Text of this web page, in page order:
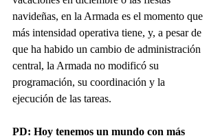
navideñas, en la Armada es el momento que
más intensidad operativa tiene, y, a pesar de
que ha habido un cambio de administración
central, la Armada no modificó su
programación, su coordinación y la
ejecución de las tareas.
PD: Hoy tenemos un mundo con más